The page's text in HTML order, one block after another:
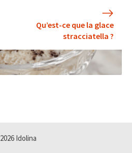
Qu’est-ce que la glace
stracciatella ?
2026 Idolina